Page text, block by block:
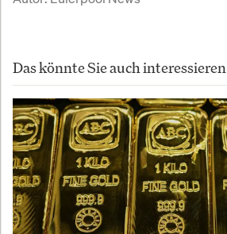
Das könnte Sie auch interessieren